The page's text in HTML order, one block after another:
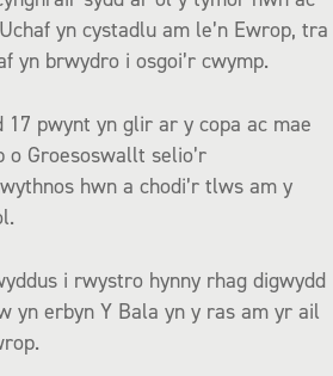
yn cystadlu am le’n Ewrop, tra
yn brwydro i osgoi’r cwymp.
17 pwynt yn glir ar y copa ac mae
Groesoswallt selio’r
hwn a chodi’r tlws am y
i rwystro hynny rhag digwydd
yn erbyn Y Bala yn y ras am yr ail